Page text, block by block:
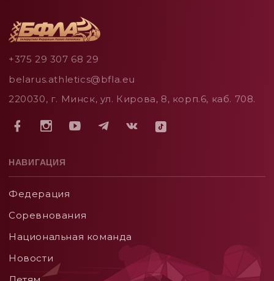
+375 29 307 68 29
belarus.athletics@bfla.eu
220030, г. Минск, ул. Кирова, 8, корп.6, каб. 708.
НАВИГАЦИЯ
Федерация
Соревнования
Национальная команда
Новости